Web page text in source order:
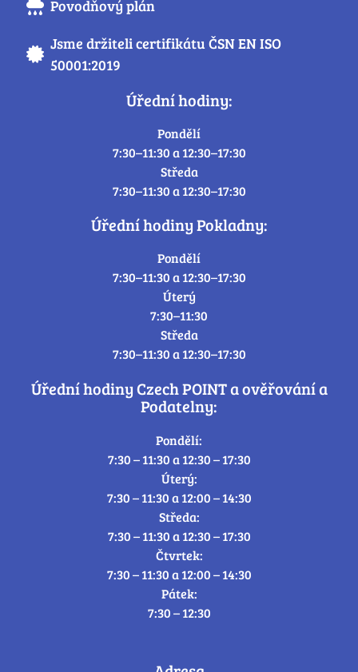
Povodňový plán
Jsme držiteli certifikátu ČSN EN ISO
50001:2019
Úřední hodiny:
Pondělí
7:30–11:30 a 12:30–17:30
Středa
7:30–11:30 a 12:30–17:30
Úřední hodiny Pokladny:
Pondělí
7:30–11:30 a 12:30–17:30
Úterý
7:30–11:30
Středa
7:30–11:30 a 12:30–17:30
Úřední hodiny Czech POINT a ověřování a
Podatelny:
Pondělí:
7:30 – 11:30 a 12:30 – 17:30
Úterý:
7:30 – 11:30 a 12:00 – 14:30
Středa:
7:30 – 11:30 a 12:30 – 17:30
Čtvrtek:
7:30 – 11:30 a 12:00 – 14:30
Pátek:
7:30 – 12:30